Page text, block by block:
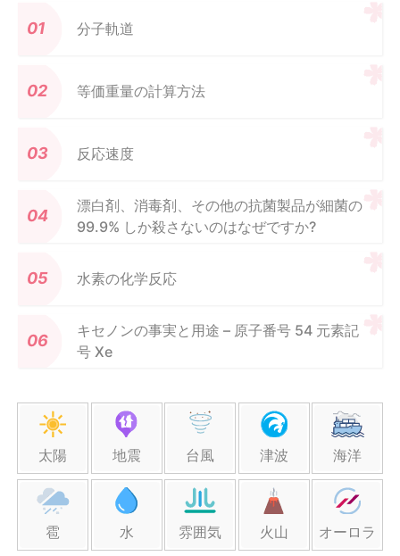
分子軌道
等価重量の計算方法
反応速度
漂白剤、消毒剤、その他の抗菌製品が細菌の
99.9% しか殺さないのはなぜですか?
水素の化学反応
キセノンの事実と用途 – 原子番号 54 元素記
号 Xe
太陽 地震 台風 津波 海洋
雹 水 雰囲気 火山 オーロラ